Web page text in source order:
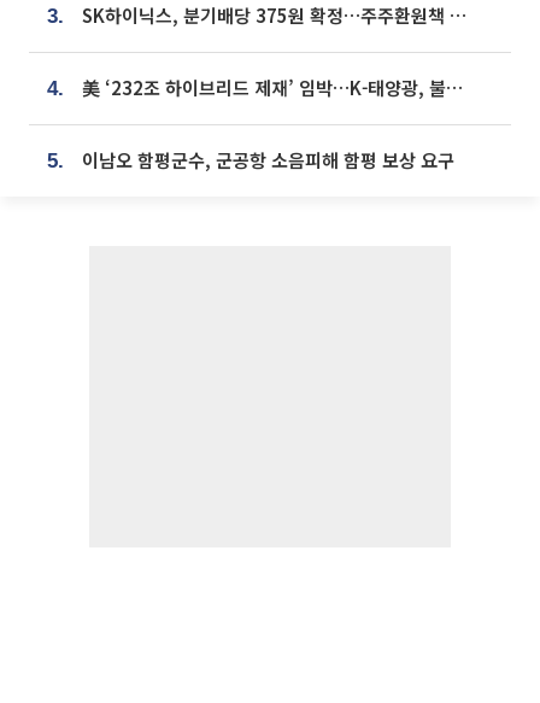
3. SK하이닉스, 분기배당 375원 확정…주주환원책 9월로 앞당겨 발표
4. 美 ‘232조 하이브리드 제재’ 임박…K-태양광, 불확실성 털고 날개 다나
5. 이남오 함평군수, 군공항 소음피해 함평 보상 요구